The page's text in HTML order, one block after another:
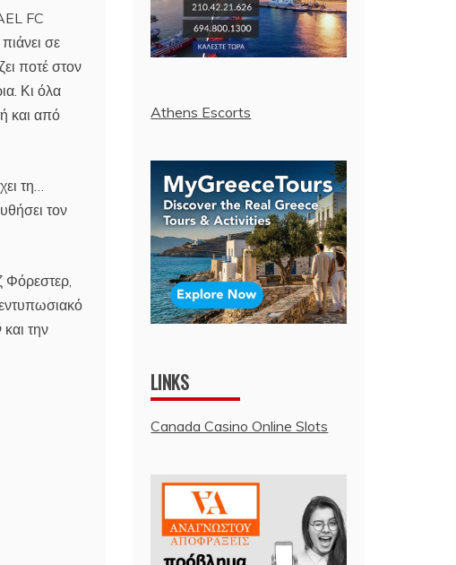
FC
σε
ποτέ στον
Κι όλα
και από
τη…
τον
Φόρεστερ,
την
Athens Escorts
LINKS
Canada Casino Online Slots